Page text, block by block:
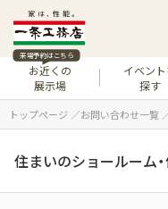
来場予約はこちら
お近くの
展示場
イベン
探す
トップページ お問い合わせ一覧
住まいのショールーム